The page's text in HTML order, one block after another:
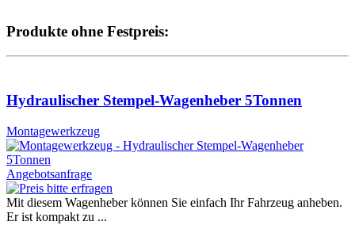
Produkte ohne Festpreis:
Hydraulischer Stempel-Wagenheber 5Tonnen
Montagewerkzeug
Angebotsanfrage
Mit diesem Wagenheber können Sie einfach Ihr Fahrzeug anheben.
Er ist kompakt zu ...